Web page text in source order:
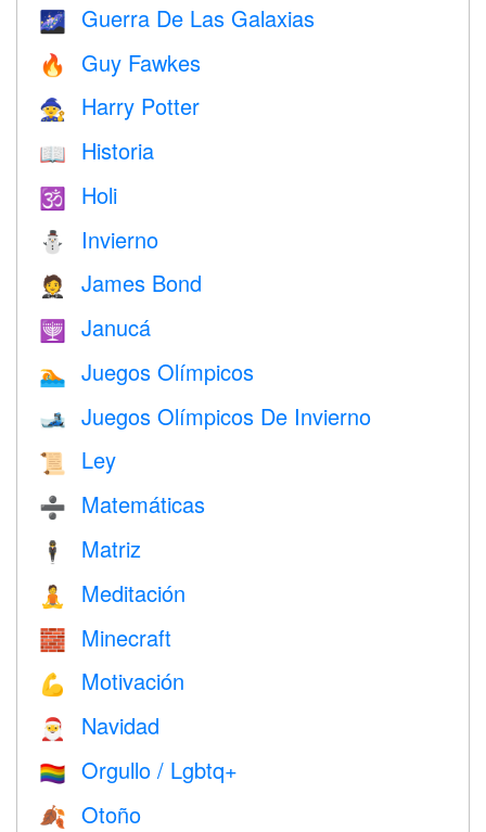
🌌 Guerra De Las Galaxias
🔥 Guy Fawkes
🧙 Harry Potter
📖 Historia
🕉 Holi
⛄ Invierno
🤵 James Bond
🕎 Janucá
🏊 Juegos Olímpicos
🎿 Juegos Olímpicos De Invierno
📜 Ley
➗ Matemáticas
🕴️ Matriz
🧘 Meditación
🧱 Minecraft
💪 Motivación
🎅 Navidad
🏳️‍🌈 Orgullo / Lgbtq+
🍂 Otoño